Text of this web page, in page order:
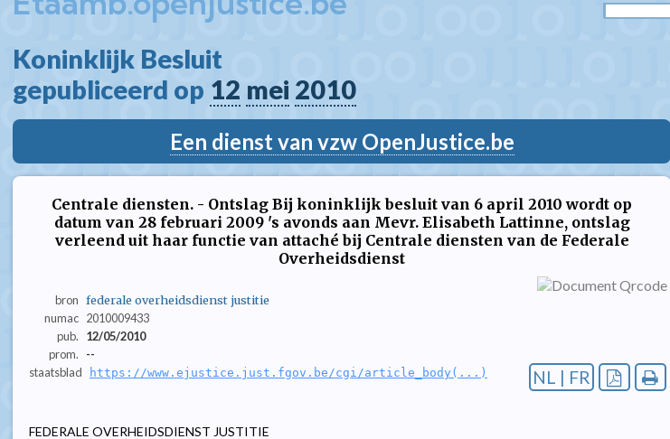
Koninklijk Besluit
gepubliceerd op 12 mei 2010
Een dienst van vzw OpenJustice.be
Centrale diensten. - Ontslag Bij koninklijk besluit van 6 april 2010 wordt op
datum van 28 februari 2009 's avonds aan Mevr. Elisabeth Lattinne, ontslag
verleend uit haar functie van attaché bij Centrale diensten van de Federale
Overheidsdienst
bron federale overheidsdienst justitie
numac 2010009433
pub.
12/05/2010
prom.
--
staatsblad
https://www.ejustice.just.fgov.be/cgi/article_body(...) NL | FR
FEDERALE OVERHEIDSDIENST JUSTITIE